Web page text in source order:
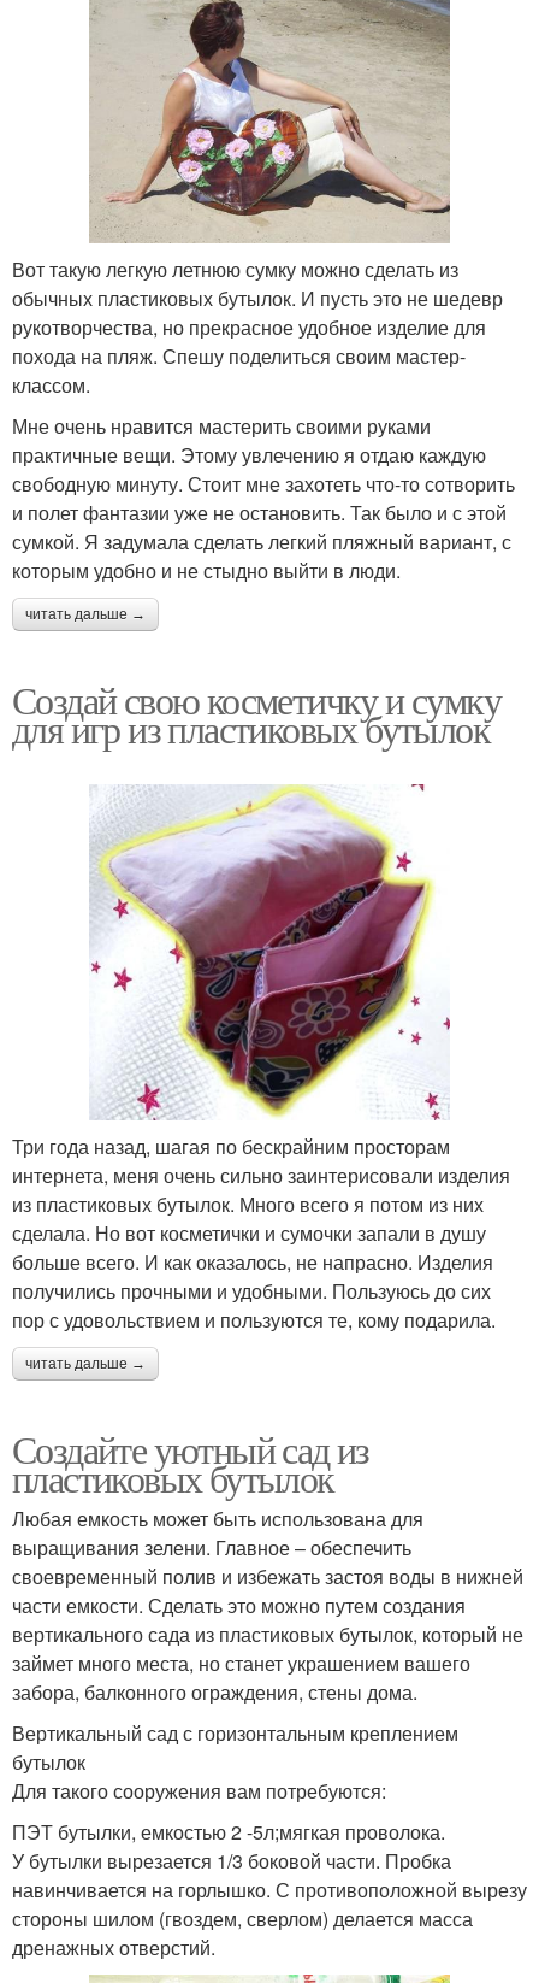
Вот такую легкую летнюю сумку можно сделать из
обычных пластиковых бутылок. И пусть это не шедевр
рукотворчества, но прекрасное удобное изделие для
похода на пляж. Спешу поделиться своим мастер-
классом.
Мне очень нравится мастерить своими руками
практичные вещи. Этому увлечению я отдаю каждую
свободную минуту. Стоит мне захотеть что-то сотворить
и полет фантазии уже не остановить. Так было и с этой
сумкой. Я задумала сделать легкий пляжный вариант, с
которым удобно и не стыдно выйти в люди.
читать дальше →
Создай свою косметичку и сумку
для игр из пластиковых бутылок
Три года назад, шагая по бескрайним просторам
интернета, меня очень сильно заинтерисовали изделия
из пластиковых бутылок. Много всего я потом из них
сделала. Но вот косметички и сумочки запали в душу
больше всего. И как оказалось, не напрасно. Изделия
получились прочными и удобными. Пользуюсь до сих
пор с удовольствием и пользуются те, кому подарила.
читать дальше →
Создайте уютный сад из
пластиковых бутылок
Любая емкость может быть использована для
выращивания зелени. Главное – обеспечить
своевременный полив и избежать застоя воды в нижней
части емкости. Сделать это можно путем создания
вертикального сада из пластиковых бутылок, который не
займет много места, но станет украшением вашего
забора, балконного ограждения, стены дома.
Вертикальный сад с горизонтальным креплением
бутылок
Для такого сооружения вам потребуются:
ПЭТ бутылки, емкостью 2 -5л;мягкая проволока.
У бутылки вырезается 1/3 боковой части. Пробка
навинчивается на горлышко. С противоположной вырезу
стороны шилом (гвоздем, сверлом) делается масса
дренажных отверстий.